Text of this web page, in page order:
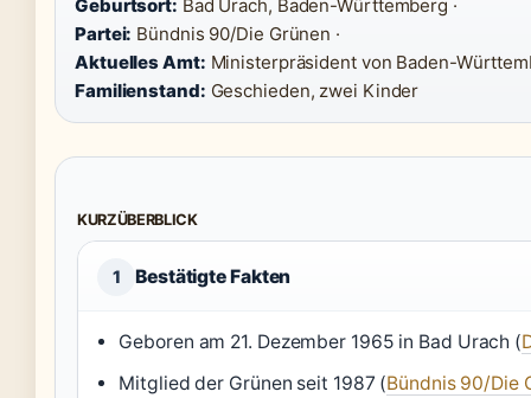
Geburtsort: Bad Urach, Baden-Württemberg ·
Partei: Bündnis 90/Die Grünen ·
Aktuelles Amt: Ministerpräsident von Baden-
Familienstand: Geschieden, zwei Kinder
KURZÜBERBLICK
1 Bestätigte Fakten
Geboren am 21. Dezember 1965 in Bad Urach (
Mitglied der Grünen seit 1987 (Bündnis 90/Die